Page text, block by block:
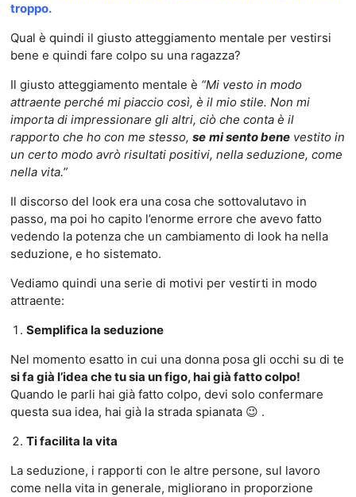
troppo.
Qual è quindi il giusto atteggiamento mentale per vestirsi
bene e quindi fare colpo su una ragazza?
Il giusto atteggiamento mentale è “Mi vesto in modo
attraente perché mi piaccio così, è il mio stile. Non mi
importa di impressionare gli altri, ciò che conta è il
rapporto che ho con me stesso, se mi sento benevestito in
un certo modo avrò risultati positivi, nella seduzione, come
nella vita.”
Il discorso del look era una cosa che sottovalutavo in
passo, ma poi ho capito l’enorme errore che avevo fatto
vedendo la potenza che un cambiamento di look ha nella
seduzione, e ho sistemato.
Vediamo quindi una serie di motivi per vestirti in modo
attraente:
Semplifica la seduzione
Nel momento esatto in cui una donna posa gli occhi su di te
si fa già l’idea che tu sia un figo, hai già fatto colpo!
Quando le parli hai già fatto colpo, devi solo confermare
questa sua idea, hai già la strada spianata 😉 .
Ti facilita la vita
La seduzione, i rapporti con le altre persone, sul lavoro
come nella vita in generale, migliorano in proporzione